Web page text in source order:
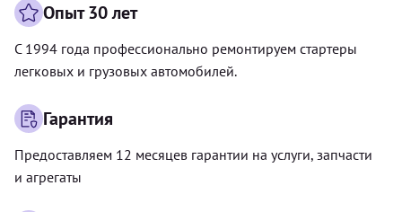
Опыт 30 лет
С 1994 года профессионально ремонтируем стартеры
легковых и грузовых автомобилей.
Гарантия
Предоставляем 12 месяцев гарантии на услуги, запчасти
и агрегаты